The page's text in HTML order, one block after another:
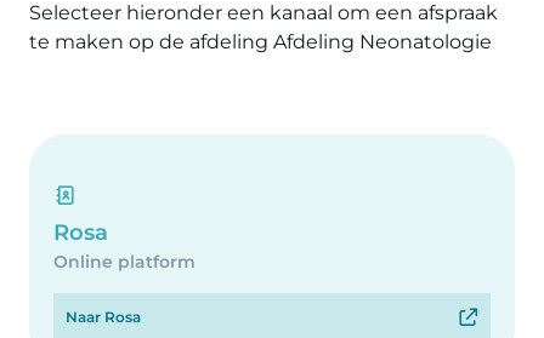
Selecteer hieronder een kanaal om een afspraak
te maken op de afdeling Afdeling Neonatologie
Rosa
Online platform
Naar Rosa